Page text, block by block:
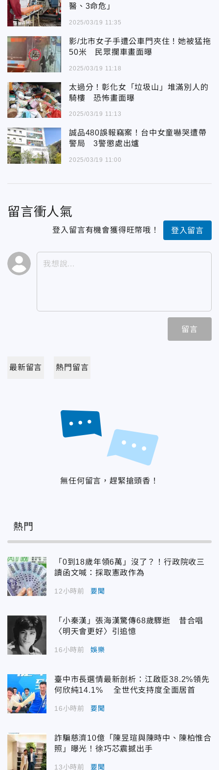
醫、3命危」
2025/03/19 11:35
影/北市女子手遭公車門夾住！她被猛拖
50米 民眾攔車畫面曝
2025/03/19 11:18
太過分！彰化女「垃圾山」堆滿別人的
騎樓 恐怖畫面曝
2025/03/19 11:13
誠品480誤報竊案！台中女童嚇哭遭帶
警局 3警懲處出爐
2025/03/19 11:00
留言衝人氣
登入留言有機會獲得旺幣哦！ 登入留言
留言
最新留言 熱門留言
無任何留言，趕緊搶頭香！
熱門
「0到18歲年領6萬」沒了？！行政院收三
讀函文喊：採取憲政作為
12小時前 要聞
「小秦漢」張海漢驚傳68歲驟逝 昔合唱
〈明天會更好〉引追憶
16小時前 娛樂
臺中市長選情最新剖析：江啟臣38.2%領先
何欣純14.1% 全世代支持度全面居首
16小時前 要聞
詐騙慈濟10億「陳昱瑄與陳時中、陳柏惟合
照」曝光！徐巧芯震撼出手
13小時前 要聞